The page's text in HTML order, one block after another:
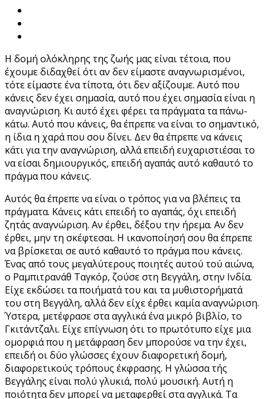
Η δομή ολόκληρης της ζωής μας είναι τέτοια, που
έχουμε διδαχθεί ότι αν δεν είμαστε αναγνωρισμένοι,
τότε είμαστε ένα τίποτα, ότι δεν αξίζουμε. Αυτό που
κάνεις δεν έχει σημασία, αυτό που έχει σημασία είναι η
αναγνώριση. Κι αυτό έχει φέρει τα πράγματα τα πάνω-
κάτω. Αυτό που κάνεις, θα έπρεπε να είναι το σημαντικό,
η ίδια η χαρά που σου δίνει. Δεν θα έπρεπε να κάνεις
κάτι για την αναγνώριση, αλλά επειδή ευχαριστιέσαι το
να είσαι δημιουργικός, επειδή αγαπάς αυτό καθαυτό το
πράγμα που κάνεις.
Αυτός θα έπρεπε να είναι ο τρόπος για να βλέπεις τα
πράγματα. Κάνεις κάτι επειδή το αγαπάς, όχι επειδή
ζητάς αναγνώριση. Αν έρθει, δέξου την ήρεμα. Αν δεν
έρθει, μην τη σκέφτεσαι. Η ικανοποίησή σου θα έπρεπε
να βρίσκεται σε αυτό καθαυτό το πράγμα που κάνεις.
Ένας από τους μεγαλύτερους ποιητές αυτού τού αιώνα,
ο Ραμπιτρανάθ Ταγκόρ, ζούσε στη Βεγγάλη, στην Ινδία.
Είχε εκδώσει τα ποιήματά του και τα μυθιστορήματά
του στη Βεγγάλη, αλλά δεν είχε έρθει καμία αναγνώριση.
Ύστερα, μετέφρασε στα αγγλικά ένα μικρό βιβλίο, το
Γκιτάντζαλι. Είχε επίγνωση ότι το πρωτότυπο είχε μια
ομορφιά που η μετάφραση δεν μπορούσε να την έχει,
επειδή οι δύο γλώσσες έχουν διαφορετική δομή,
διαφορετικούς τρόπους έκφρασης. Η γλώσσα τής
Βεγγάλης είναι πολύ γλυκιά, πολύ μουσική. Αυτή η
ποιότητα δεν μπορεί να μεταφερθεί στα αγγλικά. Τα